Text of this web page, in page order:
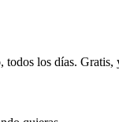
los días. Gratis,